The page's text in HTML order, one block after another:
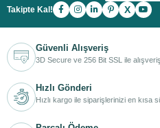
Takipte Kal! X
Güvenli Alışveriş
3D Secure ve 256 Bit SSL ile
Hızlı Gönderi
Hızlı kargo ile siparişlerinizi en kısa